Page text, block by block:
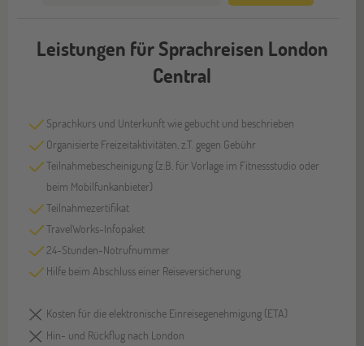
Leistungen für Sprachreisen London
Central
Sprachkurs und Unterkunft wie gebucht und beschrieben
Organisierte Freizeitaktivitäten, z.T. gegen Gebühr
Teilnahmebescheinigung (z.B. für Vorlage im Fitnessstudio oder
beim Mobilfunkanbieter)
Teilnahmezertifikat
TravelWorks-Infopaket
24-Stunden-Notrufnummer
Hilfe beim Abschluss einer Reiseversicherung
Kosten für die elektronische Einreisegenehmigung (ETA)
Hin- und Rückflug nach London